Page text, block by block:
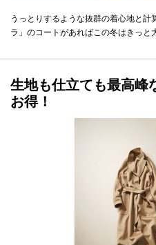
うっとりするような抜群の着心地と
ラ」のコートがあればこの冬はきっと
生地も仕立ても最高峰
お得！